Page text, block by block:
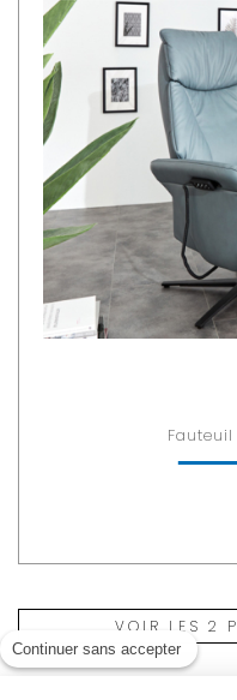
VOIR LES 2
Continuer sans accepter